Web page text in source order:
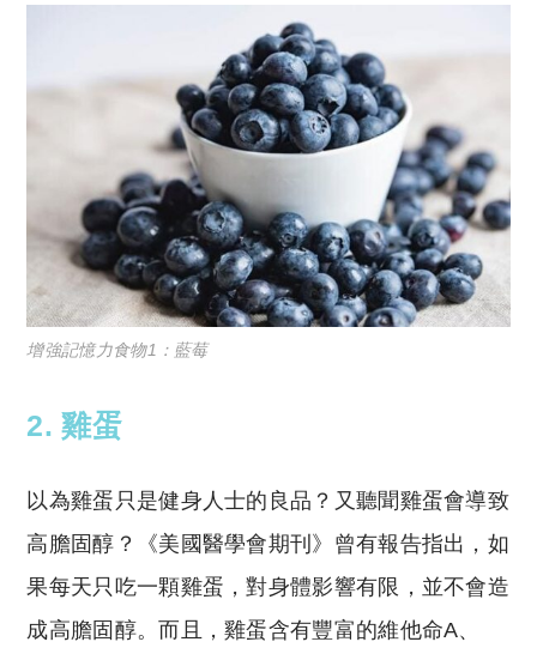
增強記憶力食物1：藍莓
2. 雞蛋
以為雞蛋只是健身人士的良品？又聽聞雞蛋會導致
高膽固醇？《美國醫學會期刊》曾有報告指出，如
果每天只吃一顆雞蛋，對身體影響有限，並不會造
成高膽固醇。而且，雞蛋含有豐富的維他命A、